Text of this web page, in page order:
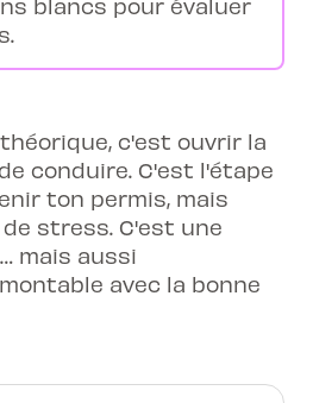
blancs pour évaluer
c'est ouvrir la
conduire. C'est l'étape
ton permis, mais
stress. C'est une
mais aussi
avec la bonne